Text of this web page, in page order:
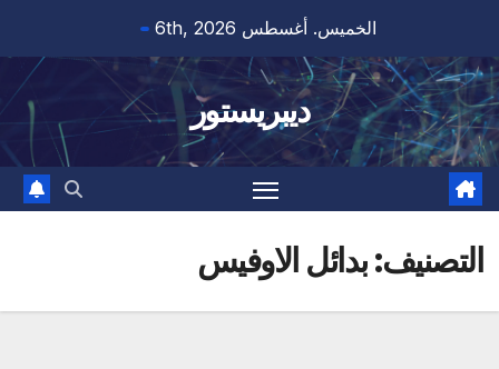
content
الخميس. أغسطس 6th, 2026
ديبريستور
التصنيف:بدائل الاوفيس